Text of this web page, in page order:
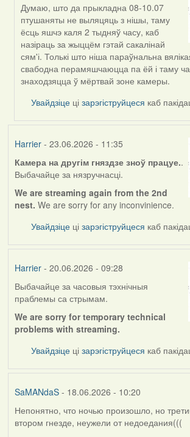
In
reply
to
by
nasta
Думаю, што да прыкладна 08-10.07
птушаняты не выляцяць з нішы, таму
ёсць яшчэ каля 2 тыдняў часу, каб
назіраць за жыццём гэтай сакалінай
сям'і. Толькі што ніша параўнальна
свабодна перамяшчаюцца па ёй і таму
знаходзяцца ў мёртвай зоне камеры.
Увайдзіце цізарэгіструйцеся каб
Harrier- 23.06.2026 - 11:35
Камера на другім гняздзе зноў працуе..
Выбачайце за нязручнасці.
We are streaming again from the 2nd
nest. We are sorry for any inconvinience.
Увайдзіце цізарэгіструйцеся каб
Harrier- 20.06.2026 - 09:28
Выбачайце за часовыя тэхнічныя
праблемы са стрымам.
We are sorry for temporary technical
problems with streaming.
Увайдзіце цізарэгіструйцеся каб
SaMANdaS- 18.06.2026 - 10:20
Непонятно, что ночью произошло, но
втором гнезде, неужели от недоедания(((